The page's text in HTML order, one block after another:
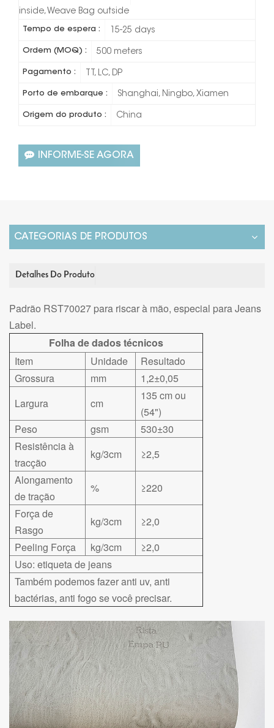
inside, Weave Bag outside
Tempo de espera : 15-25 days
Ordem (MOQ) : 500 meters
Pagamento : TT, LC, DP
Porto de embarque : Shanghai, Ningbo, Xiamen
Origem do produto : China
INFORME-SE AGORA
CATEGORIAS DE PRODUTOS
Detalhes Do Produto
Padrão RST70027 para riscar à mão, especial para Jeans
Label.
Folha de dados técnicos
Item
Unidade
Resultado
Grossura
mm
1,2±0,05
Largura
cm
135 cm ou
(54")
Peso
gsm
530±30
Resistência à
tracção
kg/3cm
≥2,5
Alongamento
de tração
%
≥220
Força de
Rasgo
kg/3cm
≥2,0
Peeling Força
kg/3cm
≥2,0
Uso: etiqueta de jeans
Também podemos fazer anti uv, anti
bactérias, anti fogo se você precisar.